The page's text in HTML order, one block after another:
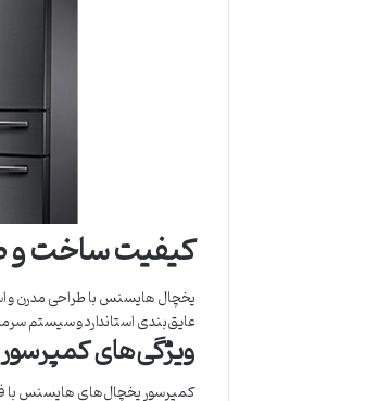
کیفیت ساخت و
یخچال هایسنس با طراحی مدرن و
عایق‌بندی استاندارد و سیستم
ویژگی‌های